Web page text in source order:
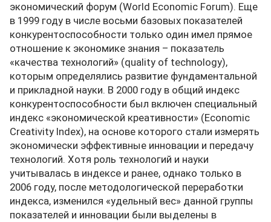
экономический форум (World Economic Forum). Еще
в 1999 году в числе восьми базовых показателей
конкурентоспособности только один имел прямое
отношение к экономике знания – показатель
«качества технологий» (quality of technology),
которым определялись развитие фундаментальной
и прикладной науки. В 2000 году в общий индекс
конкурентоспособности был включен специальный
индекс «экономической креативности» (Economic
Creativity Index), на основе которого стали измерять
экономически эффективные инновации и передачу
технологий. Хотя роль технологий и науки
учитывалась в индексе и ранее, однако только в
2006 году, после методологической переработки
индекса, изменился «удельный вес» данной группы
показателей и инновации были выделены в